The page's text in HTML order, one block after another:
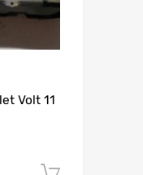
Volt 11